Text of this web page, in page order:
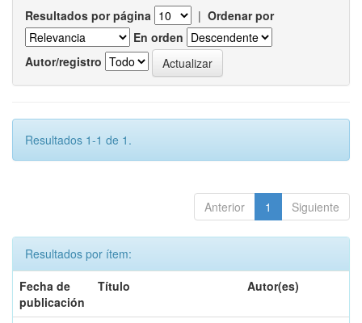
Resultados por página | Ordenar por
En orden
Autor/registro
Resultados 1-1 de 1.
Anterior 1 Siguiente
Resultados por ítem:
Fecha de
publicación
Título Autor(es)